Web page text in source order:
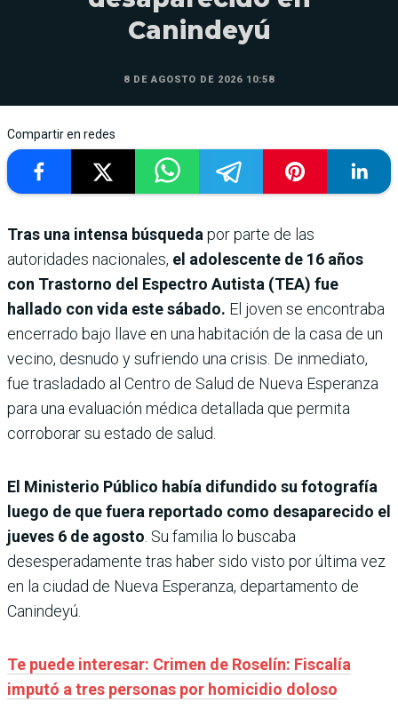
Canindeyú
8 DE AGOSTO DE 2026 10:58
Compartir en redes
Tras una intensa búsquedapor parte de las
autoridades nacionales, el adolescente de 16 años
con Trastorno del Espectro Autista (TEA) fue
hallado con vida este sábado. El joven se encontraba
encerrado bajo llave en una habitación de la casa de un
vecino, desnudo y sufriendo una crisis. De inmediato,
fue trasladado al Centro de Salud de Nueva Esperanza
para una evaluación médica detallada que permita
corroborar su estado de salud.
El Ministerio Público había difundido su fotografía
luego de que fuera reportado como desaparecido el
jueves 6 de agosto. Su familia lo buscaba
desesperadamente tras haber sido visto por última vez
en la ciudad de Nueva Esperanza, departamento de
Canindeyú.
Te puede interesar: Crimen de Roselín: Fiscalía
imputó a tres personas por homicidio doloso